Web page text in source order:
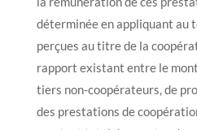
déterminée en appliquant au
perçues au titre de la
rapport existant entre le
tiers non-coopérateurs, de
des prestations de